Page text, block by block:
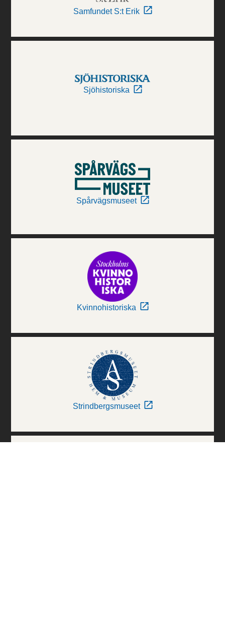
Samfundet S:t Erik
Sjöhistoriska
Spårvägsmuseet
Kvinnohistoriska
Strindbergsmuseet